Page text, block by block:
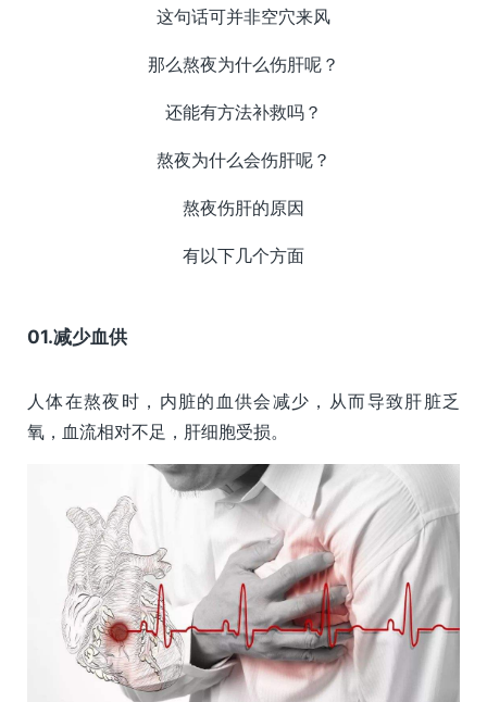
这句话可并非空穴来风
那么熬夜为什么伤肝呢？
还能有方法补救吗？
熬夜为什么会伤肝呢？
熬夜伤肝的原因
有以下几个方面
01.减少血供
人体在熬夜时，内脏的血供会减少，从而导致肝脏乏
氧，血流相对不足，肝细胞受损。